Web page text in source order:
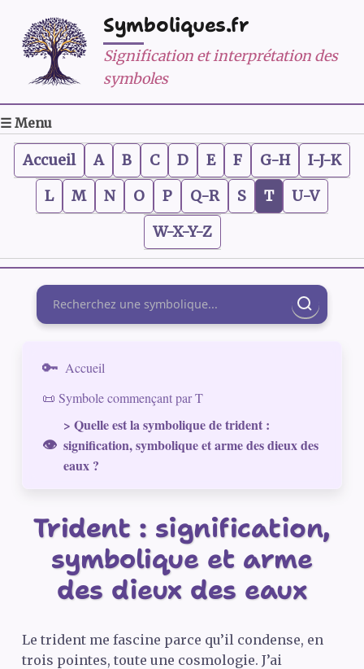
Symboliques.fr
Signification et interprétation des
symboles
☰ Menu
Accueil A B C D E F G-H
I-J-K
L
M N O P Q-R S T
U-V
W-X-Y-Z
Rechercher
Accueil
📜 Symbole commençant par T
> Quelle est la symbolique de trident :
signification, symbolique et arme des dieux des
eaux ?
Trident : signification,
symbolique et arme
des dieux des eaux
Le trident me fascine parce qu’il condense, en
trois pointes, toute une cosmologie. J’ai